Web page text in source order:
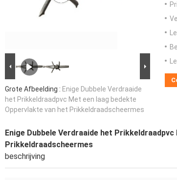
Grote Afbeelding : Enige Dubbele Verdraaide
het Prikkeldraadpvc Met een laag bedekte
Oppervlakte van het Prikkeldraadscheermes
Enige Dubbele Verdraaide het
Prikkeldraadscheermes
beschrijving